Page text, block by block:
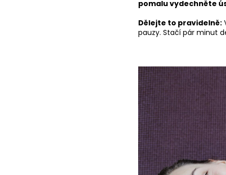
pomalu vydechněte
Dělejte to pravidelně:
pauzy. Stačí pár minut